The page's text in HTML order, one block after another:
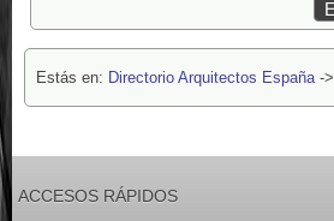
Estás en: Directorio Arquitectos España->
ACCESOS RÁPIDOS